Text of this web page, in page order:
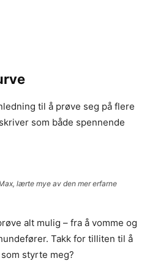
til å prøve seg på flere
som både spennende
lærte mye av den mer erfarne
alt mulig – fra å vomme og
Takk for tilliten til å
styrte meg?